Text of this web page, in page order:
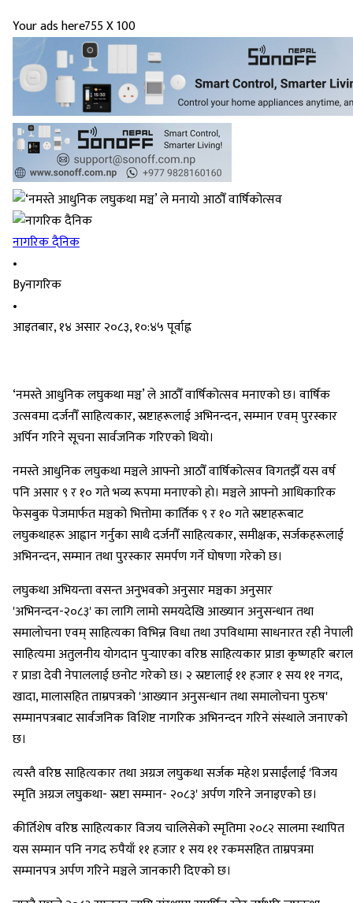
Your ads here755 X 100
नागरिक दैनिक
•
Byनागरिक
•
आइतबार, १४ असार २०८३, १०:४५ पूर्वाह्न
‘नमस्ते आधुनिक लघुकथा मञ्च’ ले आठौँ वार्षिकोत्सव मनाएकाे छ। वार्षिक
उत्सवमा दर्जनौँ साहित्यकार, स्रष्टाहरूलाई अभिनन्दन, सम्मान एवम् पुरस्कार
अर्पिन गरिने सूचना सार्वजनिक गरिएकाे थियाे।
नमस्ते आधुनिक लघुकथा मञ्चले आफ्नो आठौँ वार्षिकोत्सव विगतझैँ यस वर्ष
पनि असार ९ र १० गते भव्य रूपमा मनाएकाे हाे। मञ्चले आफ्नो आधिकारिक
फेसबुक पेजमार्फत मञ्चको भित्तोमा कार्तिक ९ र १० गते स्रष्टाहरूबाट
लघुकथाहरू आह्वान गर्नुका साथै दर्जनौँ साहित्यकार, समीक्षक, सर्जकहरूलाई
अभिनन्दन, सम्मान तथा पुरस्कार समर्पण गर्ने घोषणा गरेको छ।
लघुकथा अभियन्ता वसन्त अनुभवकाे अनुसार मञ्चका अनुसार
'अभिनन्दन-२०८३' का लागि लामाे समयदेखि आख्यान अनुसन्धान तथा
समालाेचना एवम् साहित्यका विभिन्न विधा तथा उपविधामा साधनारत रही नेपाली
साहित्यमा अतुलनीय याेगदान पुर्‍याएका वरिष्ठ साहित्यकार प्राडा कृष्णहरि बराल
र प्राडा देवी नेपाललाई छनोट गरेको छ। २ स्रष्टालाई ११ हजार १ सय ११ नगद,
खादा, मालासहित ताम्रपत्रको 'आख्यान अनुसन्धान तथा समालोचना पुरुष'
सम्मानपत्रबाट सार्वजनिक विशिष्ट नागरिक अभिनन्दन गरिने संस्थाले जनाएको
छ।
त्यस्तै वरिष्ठ साहित्यकार तथा अग्रज लघुकथा सर्जक महेश प्रसाईंलाई 'विजय
स्मृति अग्रज लघुकथा- स्रष्टा सम्मान- २०८३' अर्पण गरिने जनाइएको छ।
कीर्तिशेष वरिष्ठ साहित्यकार विजय चालिसेको स्मृतिमा २०८२ सालमा स्थापित
यस सम्मान पनि नगद रुपैयाँ ११ हजार १ सय ११ रकमसहित ताम्रपत्रमा
सम्मानपत्र अर्पण गरिने मञ्चले जानकारी दिएको छ।